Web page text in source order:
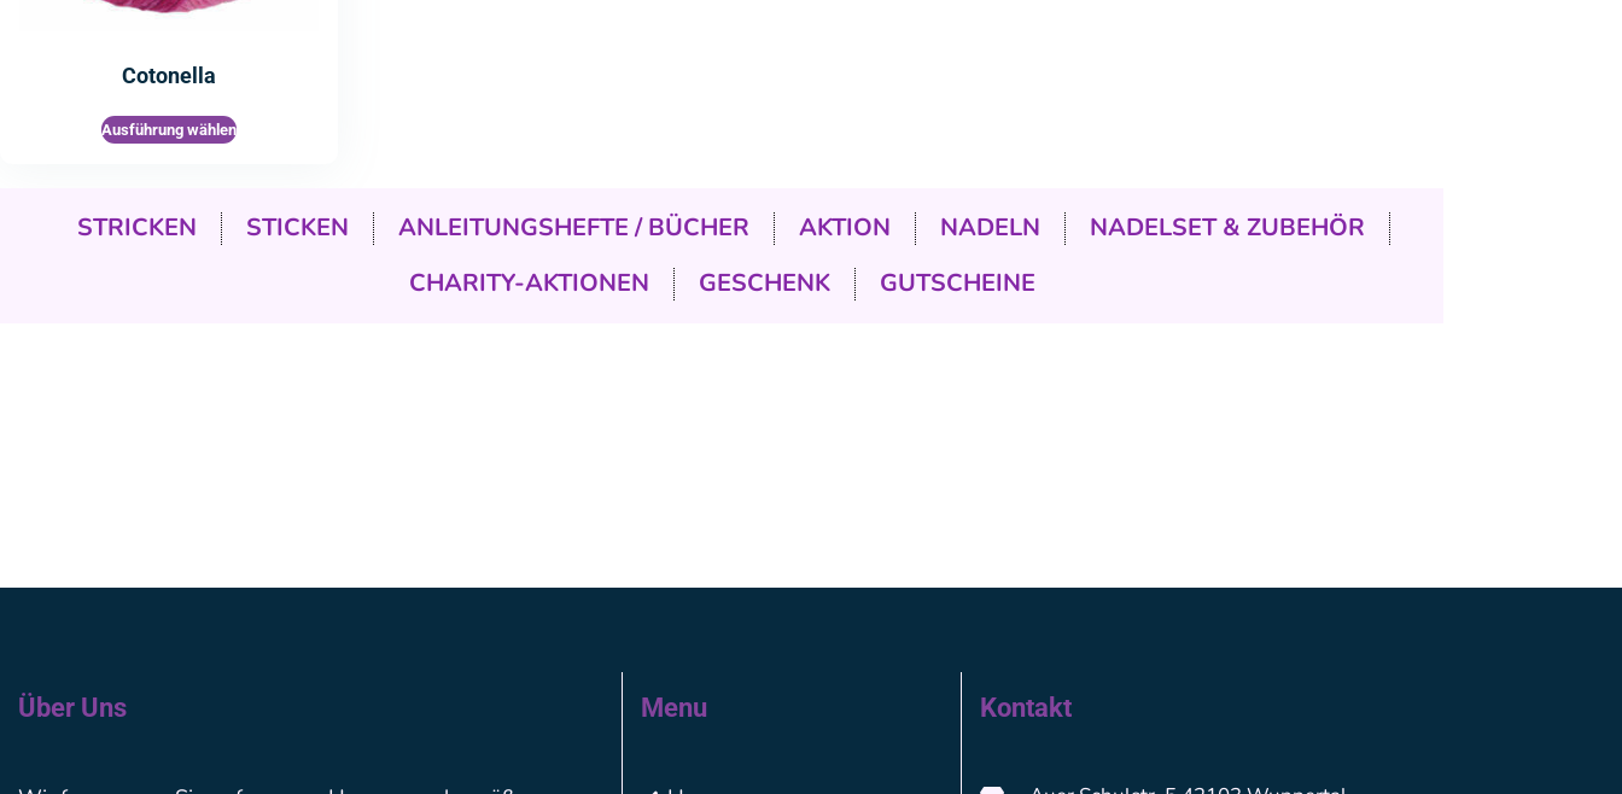
Cotonella
Ausführung wählen
STRICKEN STICKEN ANLEITUNGSHEFTE / BÜCHER AKTION NADELN
NADELSET & ZUBEHÖR
CHARITY-AKTIONEN
GESCHENK GUTSCHEINE
Über Uns Menu Kontakt